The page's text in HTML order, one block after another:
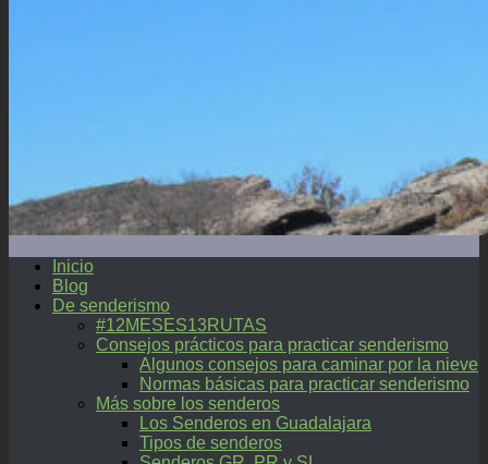
Inicio
Blog
De senderismo
#12MESES13RUTAS
Consejos prácticos para practicar senderismo
Algunos consejos para caminar por la nieve
Normas básicas para practicar senderismo
Más sobre los senderos
Los Senderos en Guadalajara
Tipos de senderos